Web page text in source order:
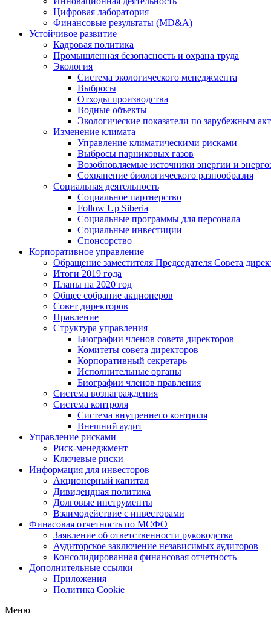
Цифровая лаборатория
Финансовые результаты (MD&A)
Устойчивое развитие
Кадровая политика
Промышленная безопасность и охрана труда
Экология
Система экологического менеджмента
Выбросы
Отходы производства
Водные объекты
Экологические показатели по зарубежным
Изменение климата
Управление климатическими рисками
Выбросы парниковых газов
Возобновляемые источники энергии и
Сохранение биологического разнообразия
Социальная деятельность
Социальное партнерство
Follow Up Siberia
Социальные программы для персонала
Социальные инвестиции
Спонсорство
Корпоративное управление
Обращение заместителя Председателя Совета
Итоги 2019 года
Планы на 2020 год
Общее собрание акционеров
Совет директоров
Правление
Структура управления
Биографии членов совета директоров
Комитеты совета директоров
Корпоративный секретарь
Исполнительные органы
Биографии членов правления
Система вознаграждения
Система контроля
Система внутреннего контроля
Внешний аудит
Управление рисками
Риск-менеджмент
Ключевые риски
Информация для инвесторов
Акционерный капитал
Дивидендная политика
Долговые инструменты
Взаимодействие с инвеcторами
Финасовая отчетность по МСФО
Заявление об ответственности руководства
Аудиторское заключение независимых аудиторов
Консолидированная финансовая отчетность
Дополнительные ссылки
Приложения
Политика Cookie
Меню